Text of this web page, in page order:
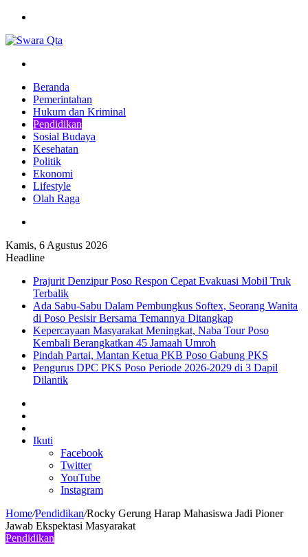
Beranda
Pemerintahan
Hukum dan Kriminal
Pendidikan
Sosial Budaya
Kesehatan
Politik
Ekonomi
Lifestyle
Olah Raga
Kamis, 6 Agustus 2026
Headline
Prajurit Denzipur Poso Respon Cepat Evakuasi Mobil Truk
Terbalik
Ada Sabu-Sabu Dalam Pembungkus Softex, Seorang Wanita
di Poso Pesisir Bersama Temannya Ditangkap
Kepercayaan Masyarakat Meningkat, Naba Tour Poso
Kembali Berangkatkan 45 Jamaah Umroh
Pindah Partai, Mantan Ketua PKB Poso Gabung PKS
Pengurus DPC PKS Poso Periode 2026-2029 di 3 Dapil
Dilantik
In
Ikuti
Facebook
Twitter
YouTube
Instagram
Home/Pendidikan/Rocky Gerung Harap Mahasiswa Jadi Pioner
Jawab Ekspektasi Masyarakat
Pendidikan